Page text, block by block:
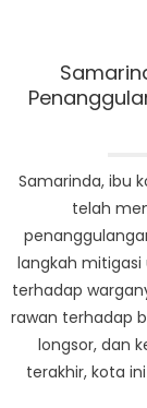
Samarinda, ibu
telah
langkah
terhadap
rawan terhadap
longsor, dan
terakhir, kota